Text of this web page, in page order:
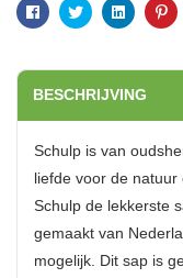
Facebook
Twitter
BESCHRIJVING
Schulp is van
liefde voor de
Schulp de lekkerste
gemaakt van
mogelijk. Dit sap is